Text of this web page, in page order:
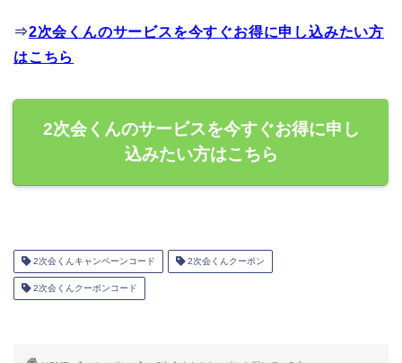
⇒2次会くんのサービスを今すぐお得に申し込みたい方
はこちら
2次会くんのサービスを今すぐお得に申し
込みたい方はこちら
2次会くんキャンペーンコード 2次会くんクーポン
2次会くんクーポンコード